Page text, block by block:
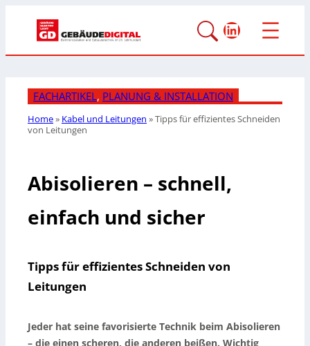
LinkedIn
FACHARTIKEL, PLANUNG & INSTALLATION
Home» Kabel und Leitungen »Tipps für effizientes Schneiden
von Leitungen
Abisolieren – schnell,
einfach und sicher
Tipps für effizientes Schneiden von
Leitungen
Jeder hat seine favorisierte Technik beim Abisolieren
– die einen scheren, die anderen beißen. Wichtig